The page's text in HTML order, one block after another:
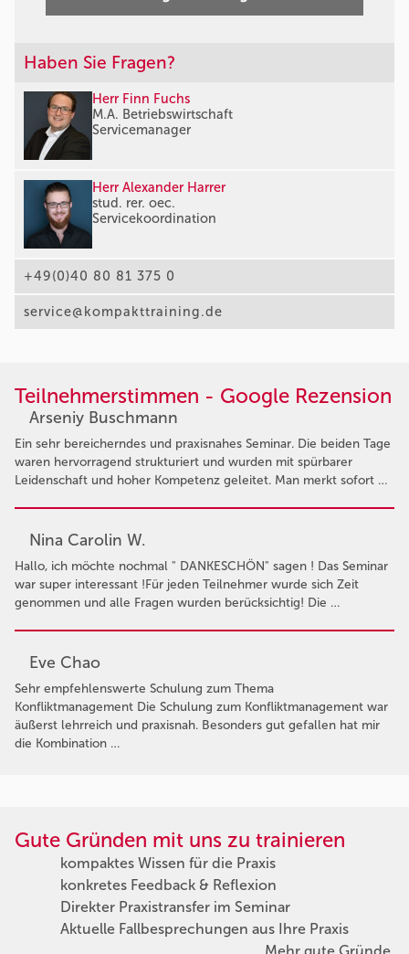
Haben Sie Fragen?
Herr Finn Fuchs
M.A. Betriebswirtschaft
Servicemanager
Herr Alexander Harrer
stud. rer. oec.
Servicekoordination
+49(0)40 80 81 375 0
service@kompakttraining.de
Teilnehmerstimmen - Google Rezension
Arseniy Buschmann
Ein sehr bereicherndes und praxisnahes Seminar. Die beiden Tage
waren hervorragend strukturiert und wurden mit spürbarer
Leidenschaft und hoher Kompetenz geleitet. Man merkt sofort …
Nina Carolin W.
Hallo, ich möchte nochmal " DANKESCHÖN" sagen ! Das Seminar
war super interessant !Für jeden Teilnehmer wurde sich Zeit
genommen und alle Fragen wurden berücksichtig! Die …
Eve Chao
Sehr empfehlenswerte Schulung zum Thema
Konfliktmanagement Die Schulung zum Konfliktmanagement war
äußerst lehrreich und praxisnah. Besonders gut gefallen hat mir
die Kombination …
Gute Gründen mit uns zu trainieren
kompaktes Wissen für die Praxis
konkretes Feedback & Reflexion
Direkter Praxistransfer im Seminar
Aktuelle Fallbesprechungen aus Ihre Praxis